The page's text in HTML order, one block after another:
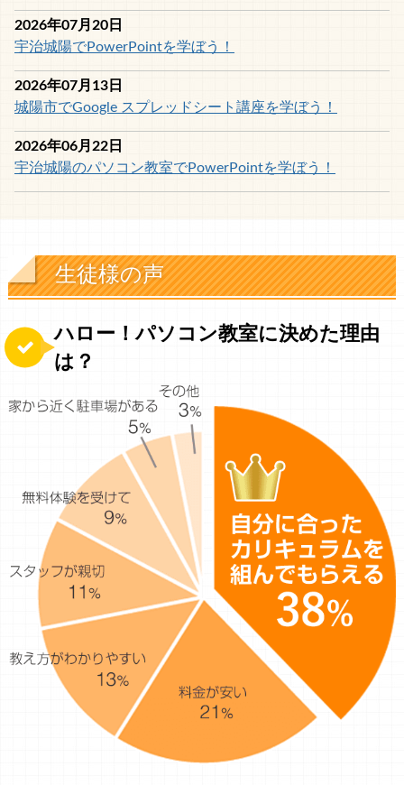
2026年07月20日
宇治城陽でPowerPointを学ぼう！
2026年07月13日
城陽市でGoogle スプレッドシート講座を学ぼう！
2026年06月22日
宇治城陽のパソコン教室でPowerPointを学ぼう！
生徒様の声
ハロー！パソコン教室に決めた理由
は？